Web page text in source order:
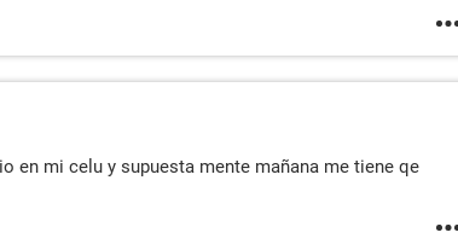
en mi celu y supuesta mente mañana me tiene qe